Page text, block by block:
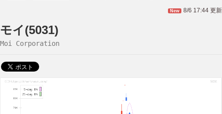
e
New 8/6 17:44 更新
モイ(5031)
Moi Corporation